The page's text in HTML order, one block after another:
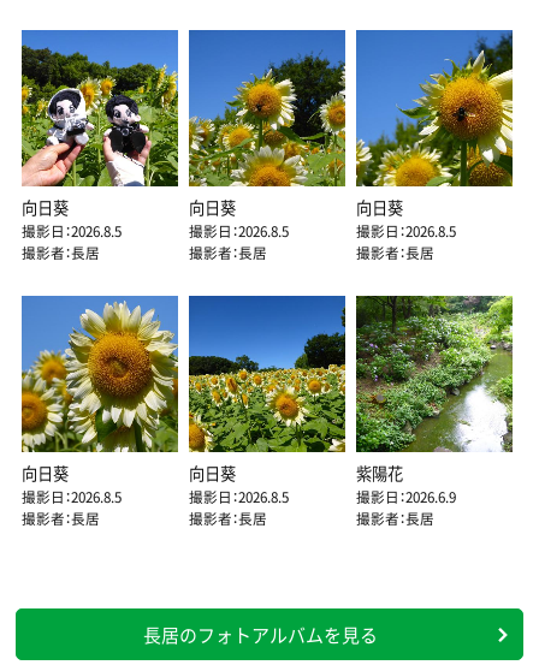
向日葵
撮影日：2026.8.5
撮影者：長居
向日葵
撮影日：2026.8.5
撮影者：長居
向日葵
撮影日：2026.8.5
撮影者：長居
向日葵
撮影日：2026.8.5
撮影者：長居
向日葵
撮影日：2026.8.5
撮影者：長居
紫陽花
撮影日：2026.6.9
撮影者：長居
長居のフォトアルバムを見る